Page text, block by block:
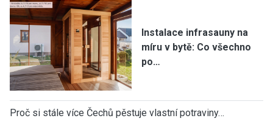
Instalace infrasauny na
míru v bytě: Co všechno
po…
Proč si stále více Čechů pěstuje vlastní potraviny…